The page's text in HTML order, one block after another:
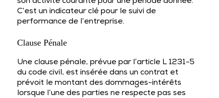
C’est un indicateur clé pour le suivi de
performance de l’entreprise.
Clause Pénale
Une clause pénale, prévue par l’article L 1231-5
du code civil, est insérée dans un contrat et
prévoit le montant des dommages-intérêts
lorsque l’une des parties ne respecte pas ses